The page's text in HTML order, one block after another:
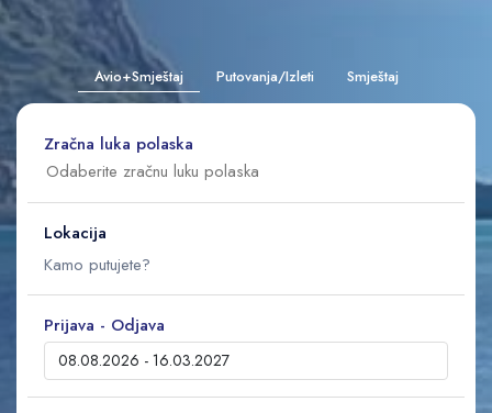
Avio+Smještaj Putovanja/Izleti Smještaj
Zračna luka polaska
Lokacija
Prijava - Odjava